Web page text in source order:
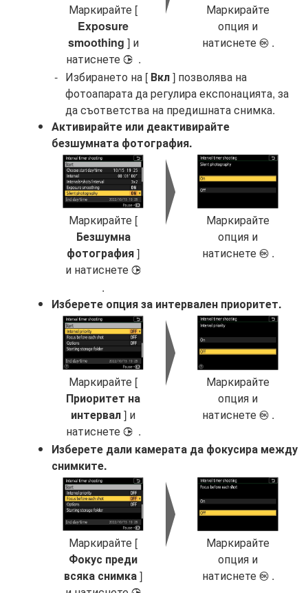
Маркирайте [
Exposure
smoothing ] и
натиснете 2 .
Маркирайте
опция и
натиснете J .
Избирането на [ Вкл] позволява на
фотоапарата да регулира експонацията, за
да съответства на предишната снимка.
Активирайте или деактивирайте
безшумната фотография.
Маркирайте [
Безшумна
фотография]
и натиснете2
.
Маркирайте
опция и
натиснете J .
Изберете опция за интервален приоритет.
Маркирайте [
Приоритет на
интервал] и
натиснете 2 .
Маркирайте
опция и
натиснете J .
Изберете дали камерата да фокусира между
снимките.
Маркирайте [
Фокус преди
всяка снимка]
Маркирайте
опция и
натиснете J .